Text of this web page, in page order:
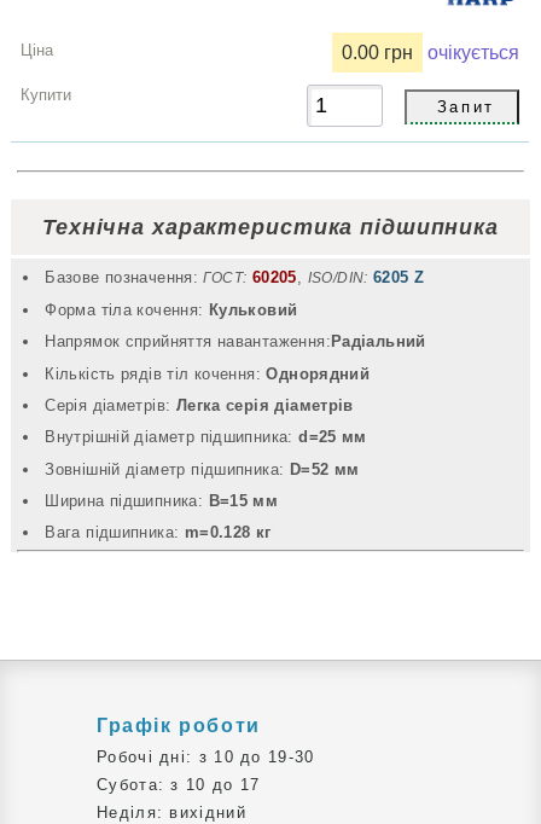
0.00 грн очікується
Технічна характеристика підшипника
Базове позначення: ГОСТ: 60205, ISO/DIN: 6205 Z
Форма тіла кочення: Кульковий
Напрямок сприйняття навантаження: Радіальний
Кількість рядів тіл кочення:Однорядний
Серія діаметрів: Легка серія діаметрів
Внутрішній діаметр підшипника:d=25 мм
Зовнішній діаметр підшипника: D=52 мм
Ширина підшипника: B=15 мм
Вага підшипника: m=0.128 кг
Графік роботи
Робочі дні: з 10 до 19-30
Субота: з 10 до 17
Неділя: вихідний